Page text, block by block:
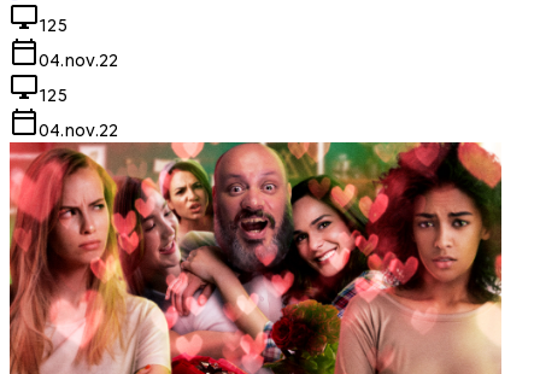
125
04.nov.22
125
04.nov.22